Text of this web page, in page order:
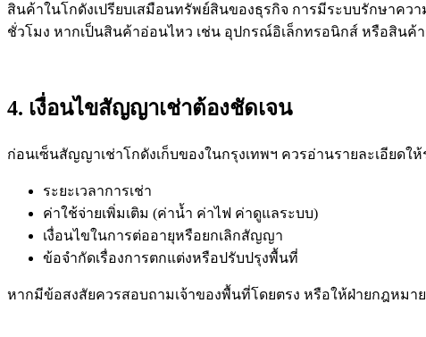
สินค้าในโกดังเปรียบเสมือนทรัพย์สินของธุรกิจ การมีระบบรักษาคว
ชั่วโมง หากเป็นสินค้าอ่อนไหว เช่น อุปกรณ์อิเล็กทรอนิกส์ หรือสิน
4. เงื่อนไขสัญญาเช่าต้องชัดเจน
ก่อนเซ็นสัญญาเช่าโกดังเก็บของในกรุงเทพฯ ควรอ่านรายละเอียดใ
ระยะเวลาการเช่า
ค่าใช้จ่ายเพิ่มเติม (ค่าน้ำ ค่าไฟ ค่าดูแลระบบ)
เงื่อนไขในการต่ออายุหรือยกเลิกสัญญา
ข้อจำกัดเรื่องการตกแต่งหรือปรับปรุงพื้นที่
หากมีข้อสงสัยควรสอบถามเจ้าของพื้นที่โดยตรง หรือให้ฝ่ายกฎหมาย